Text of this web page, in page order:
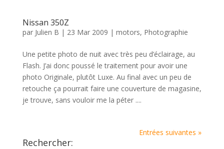
Nissan 350Z
par Julien B | 23 Mar 2009 | motors, Photographie
Une petite photo de nuit avec très peu d’éclairage, au
Flash. J’ai donc poussé le traitement pour avoir une
photo Originale, plutôt Luxe. Au final avec un peu de
retouche ça pourrait faire une couverture de magasine,
je trouve, sans vouloir me la péter ....
Entrées suivantes »
Rechercher: